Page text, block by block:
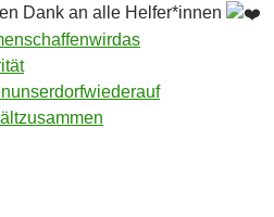
Dank an alle Helfer*innen